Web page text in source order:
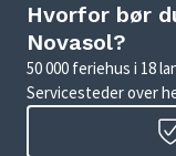
Hvorfor bør
Novasol?
50 000 feriehus i 18
Servicesteder over